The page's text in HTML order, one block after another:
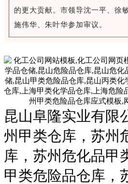
的更大贡献。市领导沈一平、徐
施伟华、朱叶华参加审议。
昆山阜隆实业有限
州甲类仓库，苏州
库，苏州危化品甲
甲类危险品仓库，